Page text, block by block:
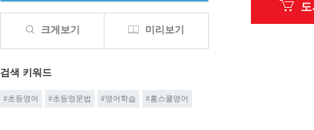
크게보기 미리보기
검색 키워드
#초등영어 #초등영문법 #영어학습 #홈스쿨영어